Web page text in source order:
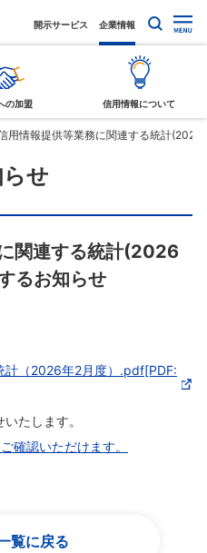
開示サービス 企業情報
の加盟 信用情報について
信用情報提供等業務に関連する統計
せ
関連する統計(2026
るお知らせ
計（2026年2月度）.pdf[PDF:
たします。
確認いただけます。
覧に戻る